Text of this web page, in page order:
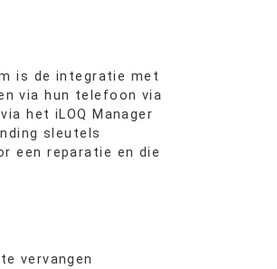
is de integratie met
via hun telefoon via
het iLOQ Manager
sleutels
een reparatie en die
vervangen